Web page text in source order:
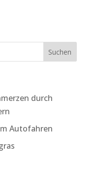
durch
Autofahren